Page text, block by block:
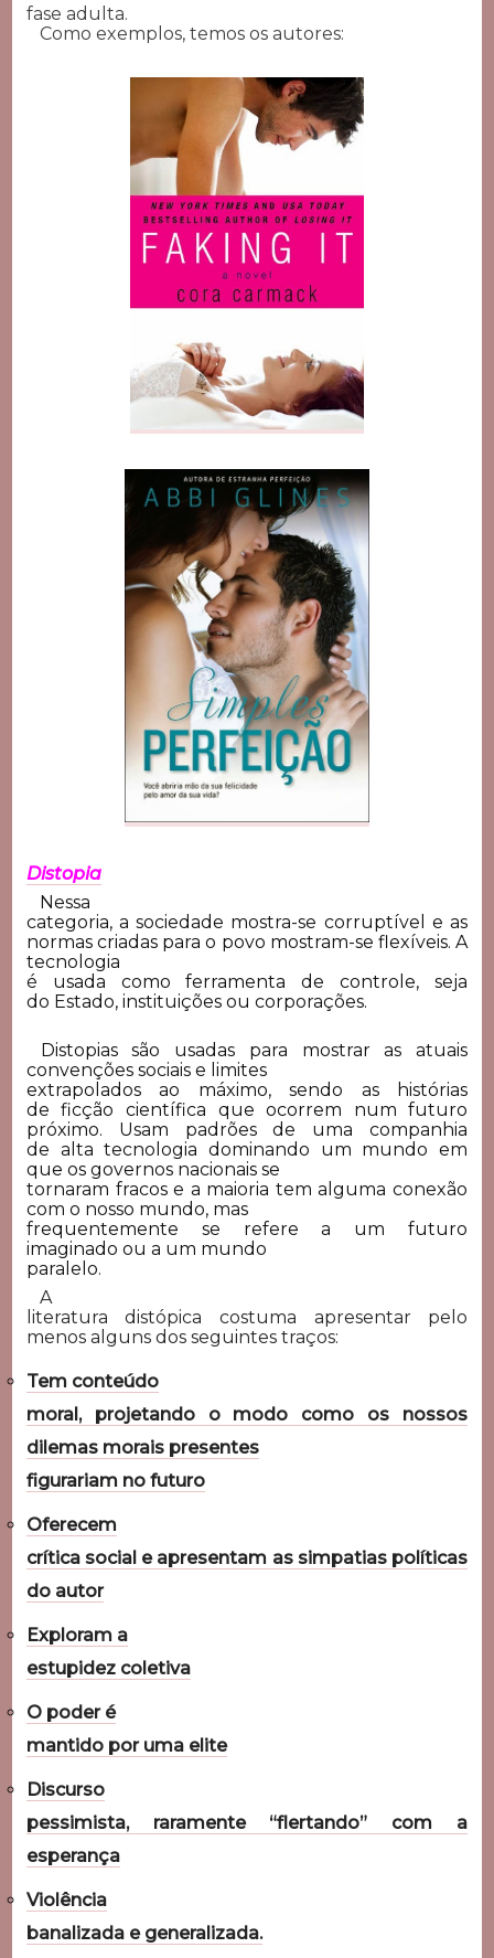
fase adulta.
Como exemplos, temos os autores:
Distopia
Nessa
categoria, a sociedade mostra-se corruptível e as
normas criadas para o povo mostram-se flexíveis. A
tecnologia
é usada como ferramenta de controle, seja
do Estado, instituições ou corporações.
Distopias são usadas para mostrar as atuais
convenções sociais e limites
extrapolados ao máximo, sendo as histórias
de
ficção científica
que ocorrem num futuro
próximo. Usam padrões de uma companhia
de alta tecnologia dominando um mundo em
que os governos nacionais se
tornaram fracos e a maioria tem alguma conexão
com o nosso mundo, mas
frequentemente se refere a um futuro
imaginado ou a um mundo
paralelo.
A
literatura distópica costuma apresentar pelo
menos alguns dos seguintes traços:
Tem conteúdo
moral, projetando o modo como os nossos
dilemas morais presentes
figurariam no futuro
Oferecem
crítica social e apresentam as simpatias políticas
do autor
Exploram a
estupidez coletiva
O poder é
mantido por uma elite
Discurso
pessimista, raramente “flertando” com a
esperança
Violência
banalizada e generalizada.